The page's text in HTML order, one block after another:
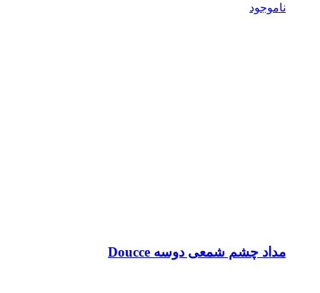
ناموجود
مداد چشم شمعی دوسه Doucce